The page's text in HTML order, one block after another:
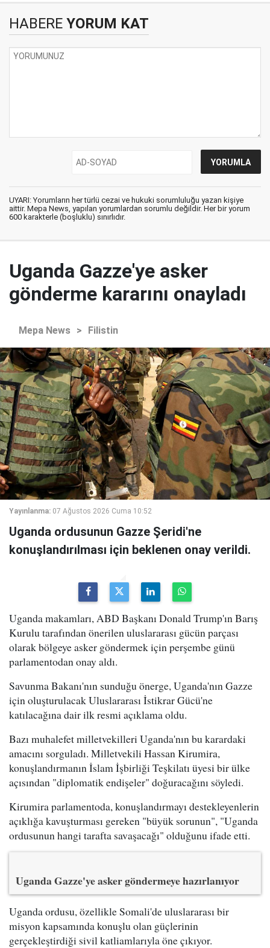
HABERE YORUM KAT
UYARI: Yorumların her türlü cezai ve hukuki sorumluluğu yazan kişiye
aittir. Mepa News, yapılan yorumlardan sorumlu değildir. Her bir yorum
600 karakterle (boşluklu) sınırlıdır.
Uganda Gazze'ye asker
gönderme kararını onayladı
Mepa News > Filistin
Yayınlanma: 07 Ağustos 2026 Cuma 10:52
Uganda ordusunun Gazze Şeridi'ne
konuşlandırılması için beklenen onay verildi.
Uganda makamları, ABD Başkanı Donald Trump'ın Barış
Kurulu tarafından önerilen uluslararası gücün parçası
olarak bölgeye asker göndermek için perşembe günü
parlamentodan onay aldı.
Savunma Bakanı'nın sunduğu önerge, Uganda'nın Gazze
için oluşturulacak Uluslararası İstikrar Gücü'ne
katılacağına dair ilk resmi açıklama oldu.
Bazı muhalefet milletvekilleri Uganda'nın bu karardaki
amacını sorguladı. Milletvekili Hassan Kirumira,
konuşlandırmanın İslam İşbirliği Teşkilatı üyesi bir ülke
açısından "diplomatik endişeler" doğuracağını söyledi.
Kirumira parlamentoda, konuşlandırmayı destekleyenlerin
açıklığa kavuşturması gereken "büyük sorunun", "Uganda
ordusunun hangi tarafta savaşacağı" olduğunu ifade etti.
Uganda Gazze'ye asker göndermeye hazırlanıyor
Uganda ordusu, özellikle Somali'de uluslararası bir
misyon kapsamında konuşlu olan güçlerinin
gerçekleştirdiği sivil katliamlarıyla öne çıkıyor.